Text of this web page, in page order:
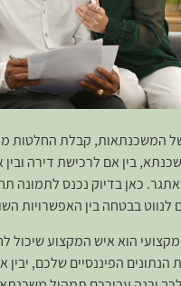
המשכנתאות, קבלת החלטות
בין אם לרכישת דירה
כאן בדיוק נכנס לתמונה
לנווט בבטחה בין האפשרויות
הוא איש המקצוע שיכול
הנתונים הפיננסיים שלכם,